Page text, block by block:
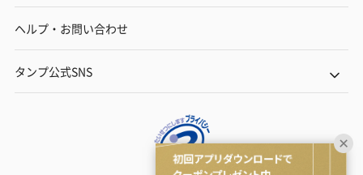
ヘルプ・お問い合わせ
タンプ公式SNS